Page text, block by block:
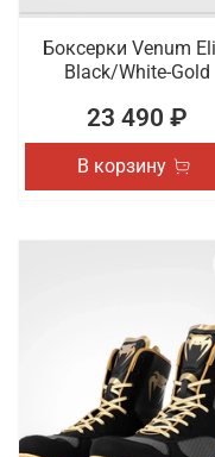
Боксерки Venum
Black/White-Gold
23 490 ₽
В корзину